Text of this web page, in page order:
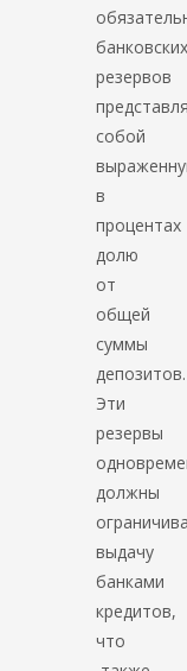
банковских
резервов
собой
в
процентах
долю
от
общей
суммы
депозитов.
Эти
резервы
должны
выдачу
банками
кредитов,
что